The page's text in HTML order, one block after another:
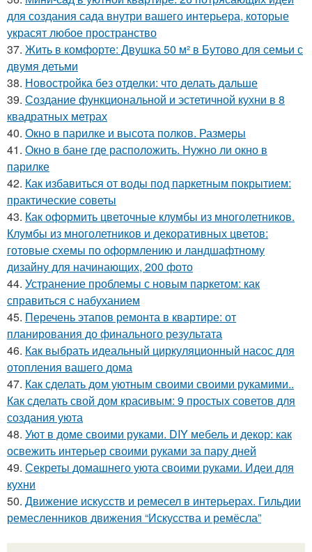
для создания сада внутри вашего интерьера, которые
украсят любое пространство
37. Жить в комфорте: Двушка 50 м² в Бутово для семьи с
двумя детьми
38. Новостройка без отделки: что делать дальше
39. Создание функциональной и эстетичной кухни в 8
квадратных метрах
40. Окно в парилке и высота полков. Размеры
41. Окно в бане где расположить. Нужно ли окно в
парилке
42. Как избавиться от воды под паркетным покрытием:
практические советы
43. Как оформить цветочные клумбы из многолетников.
Клумбы из многолетников и декоративных цветов:
готовые схемы по оформлению и ландшафтному
дизайну для начинающих, 200 фото
44. Устранение проблемы с новым паркетом: как
справиться с набуханием
45. Перечень этапов ремонта в квартире: от
планирования до финального результата
46. Как выбрать идеальный циркуляционный насос для
отопления вашего дома
47. Как сделать дом уютным своими своими рукамими..
Как сделать свой дом красивым: 9 простых советов для
создания уюта
48. Уют в доме своими руками. DIY мебель и декор: как
освежить интерьер своими руками за пару дней
49. Секреты домашнего уюта своими руками. Идеи для
кухни
50. Движение искусств и ремесел в интерьерах. Гильдии
ремесленников движения “Искусства и ремёсла”